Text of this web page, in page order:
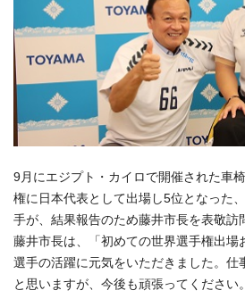
9月にエジプト・カイロで開催された車
権に日本代表として出場し5位となった
手が、結果報告のため藤井市長を表敬訪
藤井市長は、「初めての世界選手権出場
選手の活躍に元気をいただきました。仕
と思いますが、今後も頑張ってください